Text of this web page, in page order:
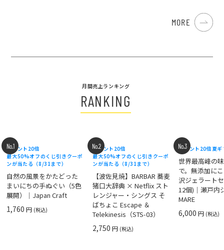
MORE
月間売上ランキング
RANKING
No.1
ポイント20倍
最大50%オフのくじ引きクーポ
ンが当たる（8/31まで）
自然の風景をかたどった
まいにちの手ぬぐい（5色
展開）｜Japan Craft
1,760円 (税込)
No.2
ポイント20倍
最大50%オフのくじ引きクーポ
ンが当たる（8/31まで）
【波佐見焼】BARBAR 蕎麦
猪口大辞典 × Netflix スト
レンジャー・シングス そ
ばちょこ Escape ＆
Telekinesis（STS-03）
2,750円 (税込)
No.3
ポイント20倍 夏
世界最高峰の
で。無添加に
沢ジェラート
12個)｜瀬戸内
MARE
6,000円 (税込)